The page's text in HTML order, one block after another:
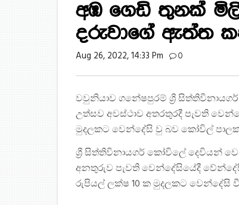
අඹ ගෙඩි තුනක්
දරුවාගේ ඇත්ත
Aug 26, 2022, 14:33 Pm 0
වවුනියාව ගනේෂපුරම් ශ්‍රී සිත්තිවිනායගර්
උත්සව අවස්ථාව අතරතුරදී පැවති
මුදලකට වෙන්දේසි වු බව කෝවිල්
ශ්‍රී සිත්තිවිනායගර් කෝවිලේ දෙවියන්
අනතුරුව පැවති වෙන්දේසියේදී
රුපියල් ලක්ෂ 10 ක මුදලකට වෙන්දේසි